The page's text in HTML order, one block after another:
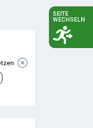
SEITE
WECHSELN